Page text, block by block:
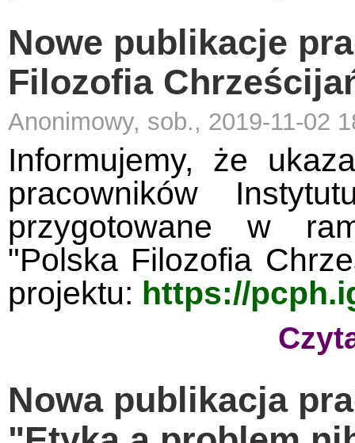
Nowe publikacje
Filozofia
Anonimowy, sob., 2019-11-02
Informujemy, że
pracowników
przygotowane w
"Polska Filozofia
projektu: https://
Nowa publikacja